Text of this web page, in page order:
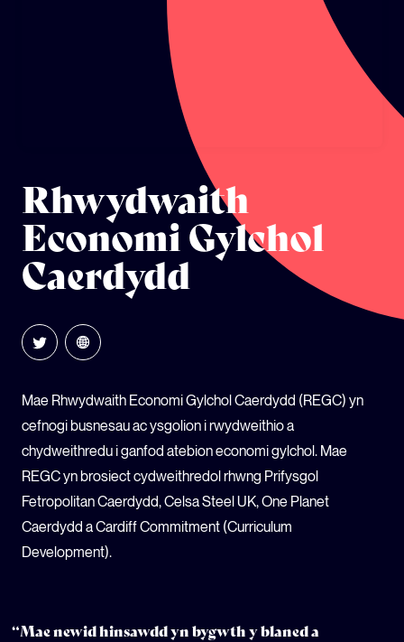
Rhwydwaith
Economi Gylchol
Caerdydd
Mae Rhwydwaith Economi Gylchol Caerdydd (REGC) yn
cefnogi busnesau ac ysgolion i rwydweithio a
chydweithredu i ganfod atebion economi gylchol. Mae
REGC yn brosiect cydweithredol rhwng Prifysgol
Fetropolitan Caerdydd, Celsa Steel UK, One Planet
Caerdydd a Cardiff Commitment (Curriculum
Development).
“Mae newid hinsawdd yn bygwth y blaned a
LLYSGENHADON HINSAWDD IEUENCTID